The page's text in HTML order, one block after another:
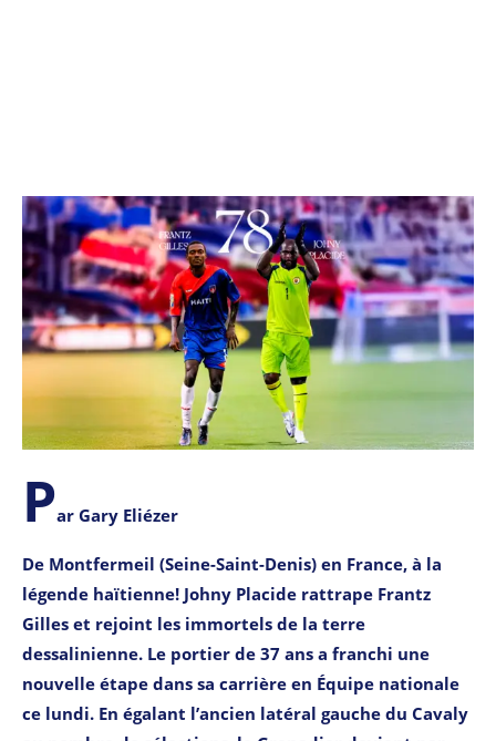
Par Gary Eliézer
De Montfermeil (Seine-Saint-Denis) en France, à la
légende haïtienne! Johny Placide rattrape Frantz
Gilles et rejoint les immortels de la terre
dessalinienne. Le portier de 37 ans a franchi une
nouvelle étape dans sa carrière en Équipe nationale
ce lundi. En égalant l’ancien latéral gauche du Cavaly